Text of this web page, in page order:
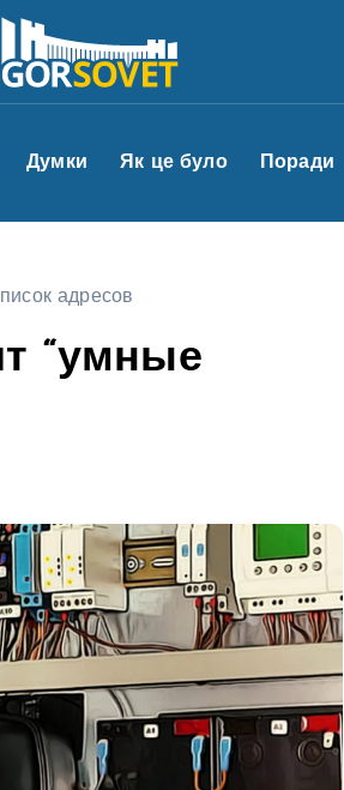
Думки Як це було Поради
адресов
“умные